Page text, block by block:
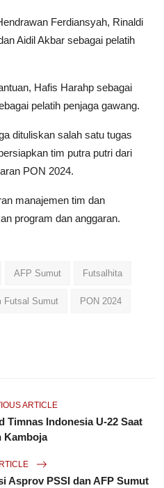
Ferdiansyah, Rinaldi
Aidil Akbar sebagai pelatih
Hafis Harahp sebagai
pelatih penjaga gawang.
dituliskan salah satu tugas
tim putra putri dari
PON 2024.
manajemen tim dan
program dan anggaran.
AFP Sumut Futsalhita
Futsal Sumut PON 2024
ARTICLE
Timnas Indonesia U-22 Saat
Kamboja
Asprov PSSI dan AFP Sumut